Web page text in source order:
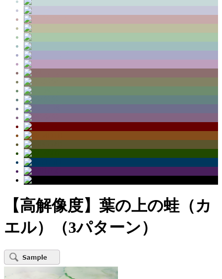
【高解像度】葉の上の蛙（カ
エル）（3パターン）